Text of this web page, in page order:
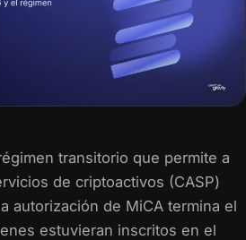
transitorio que permite a
de criptoactivos (CASP)
autorización de MiCA termina el
estuvieran inscritos en el